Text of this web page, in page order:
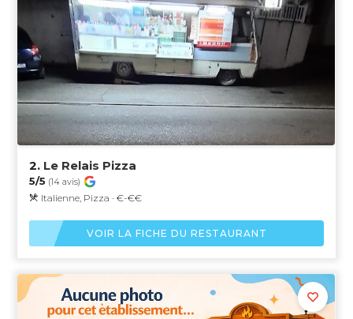
2. Le Relais Pizza
5/5 (14 avis)
Italienne, Pizza · €-€€
VOIR LA FICHE DU RESTAURANT